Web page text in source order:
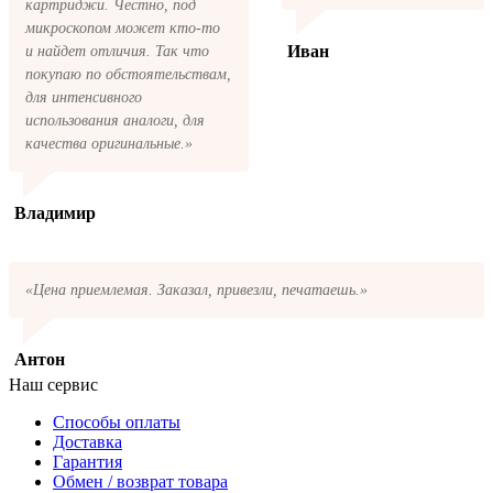
картриджи. Честно, под
микроскопом может кто-то
и найдет отличия. Так что
покупаю по обстоятельствам,
для интенсивного
использования аналоги, для
качества оригинальные.»
Владимир
Иван
«Цена приемлемая. Заказал, привезли, печатаешь.»
Антон
Наш сервис
Способы оплаты
Доставка
Гарантия
Обмен / возврат товара